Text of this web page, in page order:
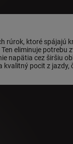
rúrok, ktoré spájajú
eliminuje potrebu
napätia cez širšiu
pocit z jazdy,